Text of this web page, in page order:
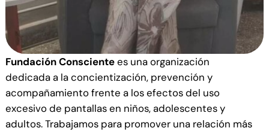
Fundación Conscientees una organización
dedicada a la concientización, prevención y
acompañamiento frente a los efectos del uso
excesivo de pantallas en niños, adolescentes y
adultos. Trabajamos para promover una relación más